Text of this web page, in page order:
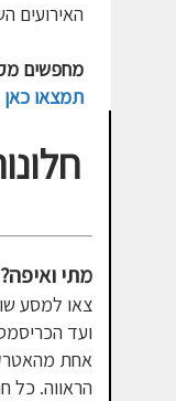
האירועים
מחפשים
תמצאו כאן 11 אטרקציות מחממות
צאו למסע
ועד
אחת
הראווה. כל
מתי ואיפה?